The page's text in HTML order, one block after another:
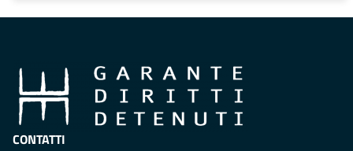
CONTATTI